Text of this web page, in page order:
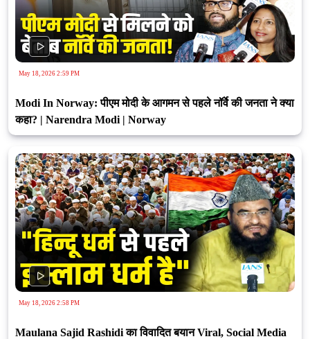
May 18, 2026 2:59 PM
Modi In Norway: पीएम मोदी के आगमन से पहले नॉर्वे की जनता ने क्या
कहा? | Narendra Modi | Norway
May 18, 2026 2:58 PM
Maulana Sajid Rashidi का विवादित बयान Viral, Social Media